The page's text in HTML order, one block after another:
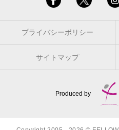
プライバシーポリシー
サイトマップ
Produced by